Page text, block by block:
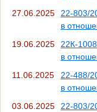
27.06.2025
22-803/
в
19.06.2025
22К-
в
11.06.2025
22-488/
в
03.06.2025
22-803/